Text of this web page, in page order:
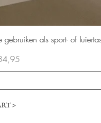
als sport- of
>